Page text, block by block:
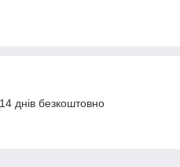
днів безкоштовно